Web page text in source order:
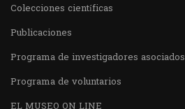
Colecciones científicas
Publicaciones
Programa de investigadores asociados
Programa de voluntarios